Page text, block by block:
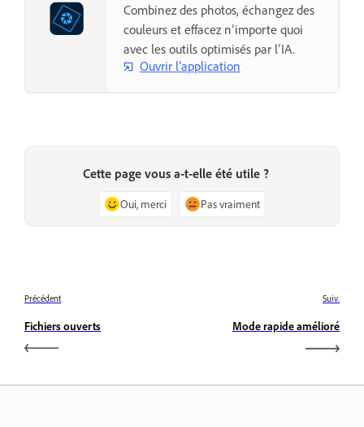
Combinez des photos, échangez des
couleurs et effacez n’importe quoi
avec les outils optimisés par l’IA.
Ouvrir l’application
Cette page vous a-t-elle été utile ?
Oui, merci Pas vraiment
Précédent
Fichiers ouverts
Suiv.
Mode rapide amélioré